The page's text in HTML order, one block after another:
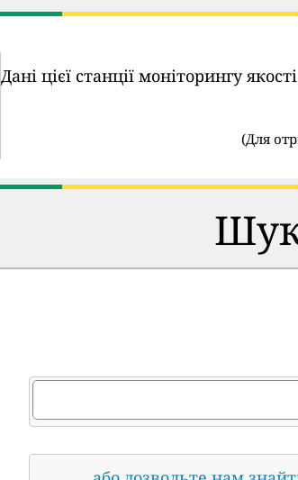
Дані цієї станції моніторингу
(Для